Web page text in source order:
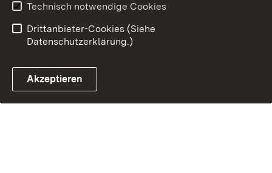
Technisch notwendige Cookies
Drittanbieter-Cookies (Siehe
Datenschutzerklärung.)
Akzeptieren